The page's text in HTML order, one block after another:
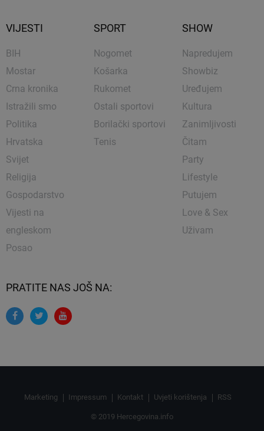
VIJESTI
BIH
Mostar
Crna kronika
Istražili smo
Politika
Hrvatska
Svijet
Religija
Gospodarstvo
Vijesti na
engleskom
Posao
SPORT
Nogomet
Košarka
Rukomet
Ostali sportovi
Borilački sportovi
Tenis
SHOW
Napredujem
Showbiz
Uređujem
Kultura
Zanimljivosti
Čitam
Party
Lifestyle
Putujem
Love & Sex
Uživam
PRATITE NAS JOŠ NA:
Marketing Impressum Kontakt Uvjeti korištenja RSS
© 2019 Hercegovina.info